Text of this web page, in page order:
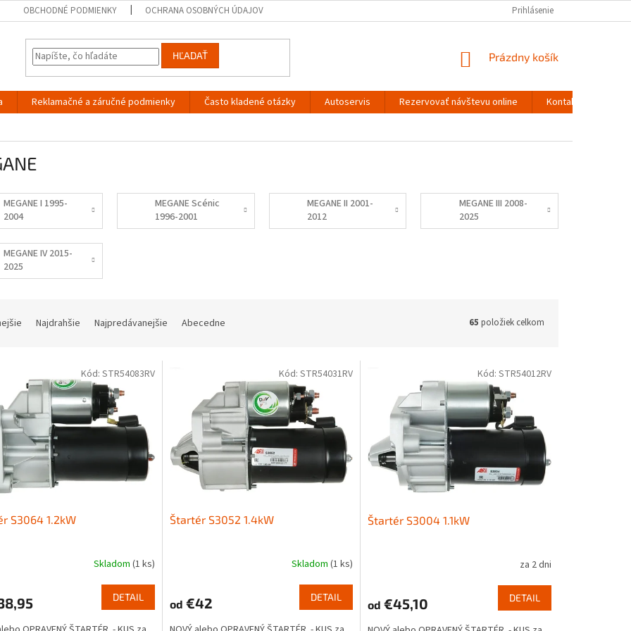
OBCHODNÉ PODMIENKY OCHRANA OSOBNÝCH ÚDAJOV Prihlásenie
HĽADAŤ
NÁKUPNÝ
Prázdny košík
Reklamačné a záručné podmienky Často kladené otázky Autoservis Rezervovať návštevu online
Kontakty
MEGANE I 1995-
2004
MEGANE Scénic
1996-2001
MEGANE II 2001-
2012
MEGANE III 2008-
2025
MEGANE IV 2015-
2025
Najdrahšie Najpredávanejšie Abecedne 65 položiek celkom
S3064 1.2kW
Skladom (1 ks)
DETAIL
Kód: STR54083RV
Štartér S3052 1.4kW
Skladom (1 ks)
od €42 DETAIL
Kód: STR54031RV
Štartér S3004 1.1kW
za 2 dni
od €45,10 DETAIL
Kód: STR54012RV